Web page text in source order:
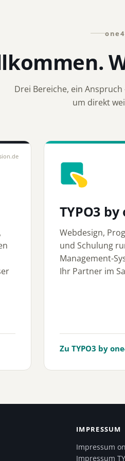
Drei Bereiche, ein
um direkt
TYPO3
Webdesign,
und Schulung
Management-
Ihr Partner im
Zu TYPO3 by
IMPRESSUM
Impressum
Impressum